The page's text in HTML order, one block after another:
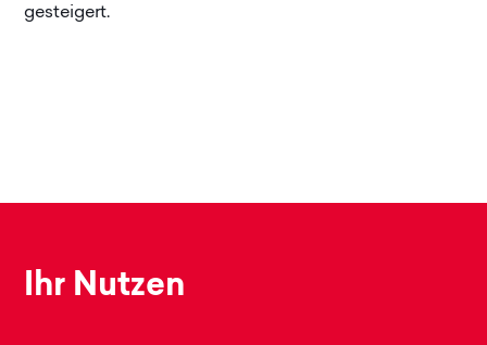
gesteigert.
Ihr Nutzen